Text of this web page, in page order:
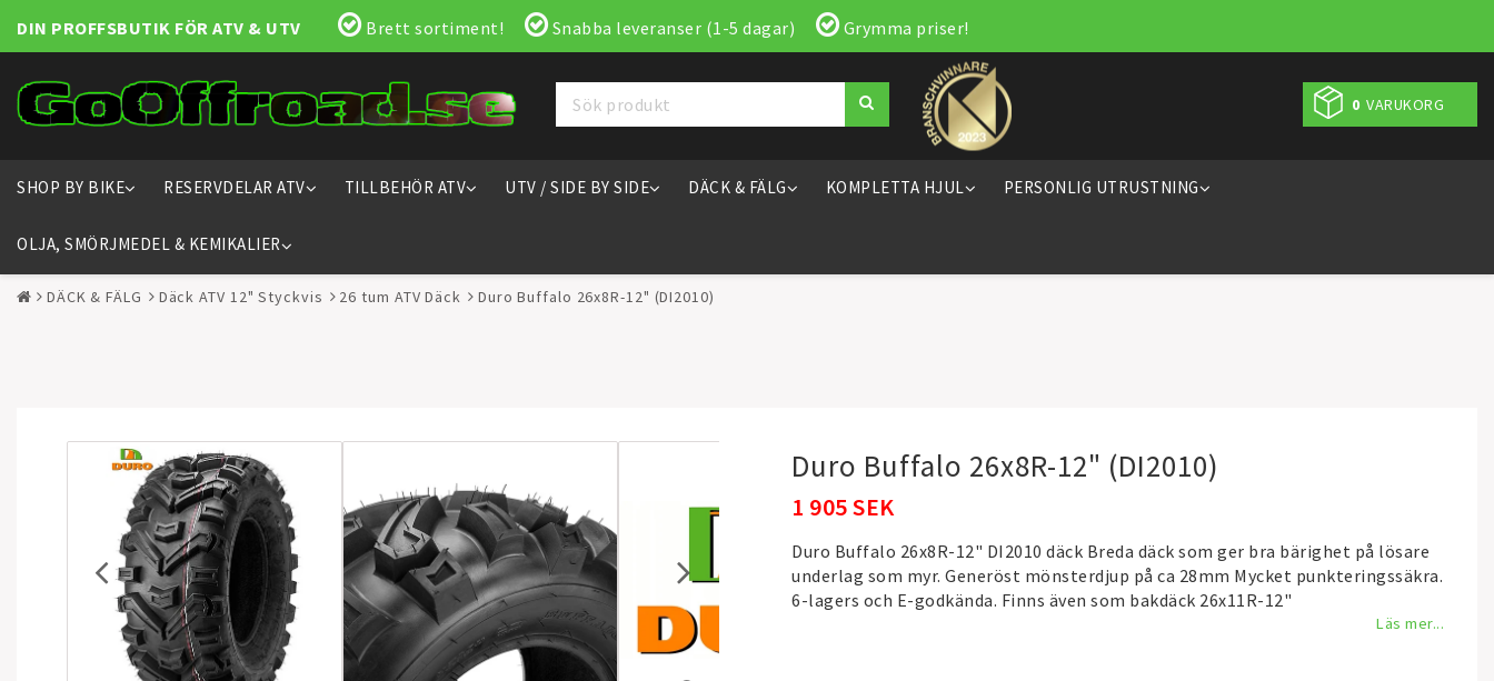
DIN PROFFSBUTIK FÖR ATV & UTV Brett sortiment! Snabba leveranser (1-5 dagar) Grymma priser!
0 VARUKORG
SHOP BY BIKE RESERVDELAR ATV TILLBEHÖR ATV UTV / SIDE BY SIDE DÄCK & FÄLG KOMPLETTA HJUL PERSONLIG UTRUSTNING
OLJA, SMÖRJMEDEL & KEMIKALIER
DÄCK & FÄLG Däck ATV 12" Styckvis 26 tum ATV Däck Duro Buffalo 26x8R-12" (DI2010)
Duro Buffalo 26x8R-12" (DI2010)
1 905 SEK
Duro Buffalo 26x8R-12" DI2010 däck Breda däck som ger bra bärighet på lösare
underlag som myr. Generöst mönsterdjup på ca 28mm Mycket punkteringssäkra.
6-lagers och E-godkända. Finns även som bakdäck 26x11R-12"
Läs mer...